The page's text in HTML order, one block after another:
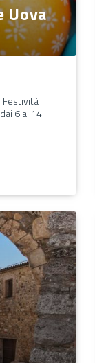
Uova
Festività
6 ai 14